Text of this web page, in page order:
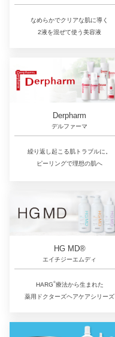
なめらかでクリアな肌に導く
2液を混ぜて使う美容液
Derpharm
デルファーマ
繰り返し起こる肌トラブルに。
ピーリングで理想の肌へ
HG MD®
エイチジーエムディ
HARG®︎療法から生まれた
薬用ドクターズヘアケアシリーズ